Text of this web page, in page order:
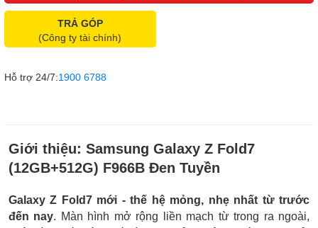
TRẢ GÓP
(Công ty tài chính)
Hỗ trợ 24/7:1900 6788
Giới thiệu: Samsung Galaxy Z Fold7
(12GB+512G) F966B Đen Tuyền
Galaxy Z Fold7 mới - thế hệ mỏng, nhẹ nhất từ trước
đến nay. Màn hình mở rộng liền mạch từ trong ra ngoài,